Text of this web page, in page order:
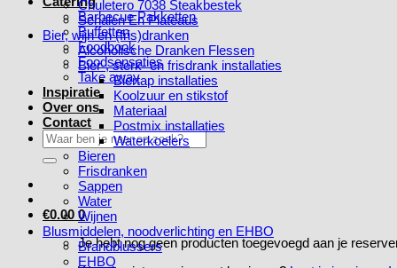
Barbecue Pakketten
Buffetten
Foodbook
Foodsensaties
Take away
Inspiratie
Over ons
Contact
Zoeken
naar:
€0.00 0
Je hebt nog geen producten toegevoegd aan je
Chuletero 7038 Steakbestek
Schalen En Plateaus
Bier, wijn en (fris)dranken
Alcoholische Dranken Flessen
Bier-, sterk- en frisdrank installaties
Biertap installaties
Koolzuur en stikstof
Materiaal
Postmix installaties
Waterkoelers
Bieren
Frisdranken
Sappen
Water
Wijnen
Blusmiddelen, noodverlichting en EHBO
Brandblussers
EHBO